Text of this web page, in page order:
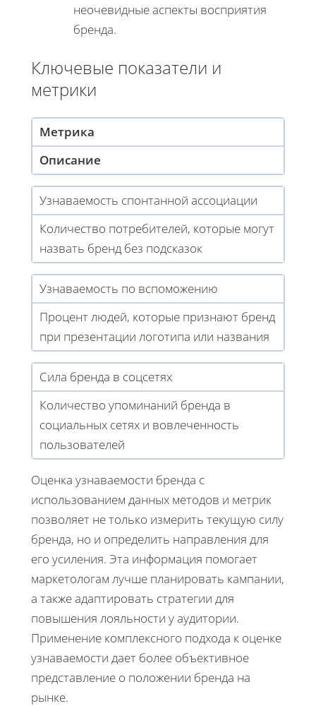
неочевидные аспекты восприятия
бренда.
Ключевые показатели и
метрики
Метрика
Описание
Узнаваемость спонтанной ассоциации
Количество потребителей, которые могут
назвать бренд без подсказок
Узнаваемость по вспоможению
Процент людей, которые признают бренд
при презентации логотипа или названия
Сила бренда в соцсетях
Количество упоминаний бренда в
социальных сетях и вовлеченность
пользователей
Оценка узнаваемости бренда с
использованием данных методов и метрик
позволяет не только измерить текущую силу
бренда, но и определить направления для
его усиления. Эта информация помогает
маркетологам лучше планировать кампании,
а также адаптировать стратегии для
повышения лояльности у аудитории.
Применение комплексного подхода к оценке
узнаваемости дает более объективное
представление о положении бренда на
рынке.